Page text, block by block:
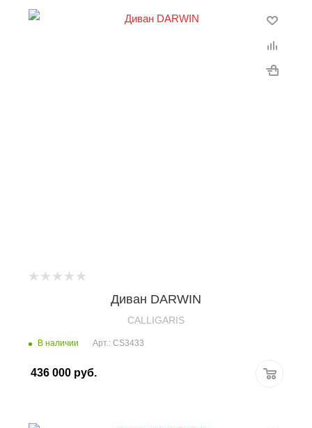
Диван DARWIN
CALLIGARIS
В наличии Арт.: CS3433
436 000 руб.